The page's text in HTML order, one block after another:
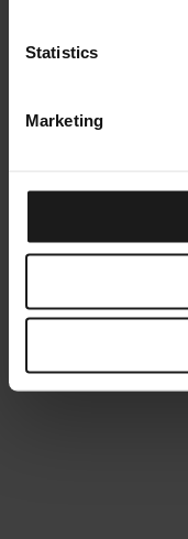
Statistics
Marketing